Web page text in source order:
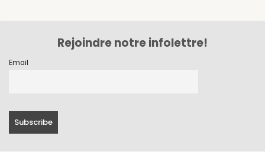
Rejoindre notre infolettre!
Email